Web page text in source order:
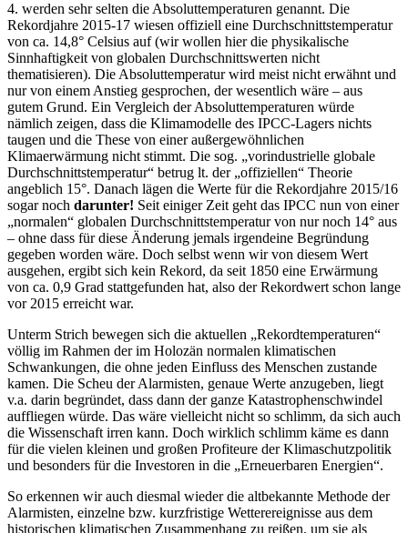
4. werden sehr selten die Absoluttemperaturen genannt. Die
Rekordjahre 2015-17 wiesen offiziell eine Durchschnittstemperatur
von ca. 14,8° Celsius auf (wir wollen hier die physikalische
Sinnhaftigkeit von globalen Durchschnittswerten nicht
thematisieren). Die Absoluttemperatur wird meist nicht erwähnt und
nur von einem Anstieg gesprochen, der wesentlich wäre – aus
gutem Grund. Ein Vergleich der Absoluttemperaturen würde
nämlich zeigen, dass die Klimamodelle des IPCC-Lagers nichts
taugen und die These von einer außergewöhnlichen
Klimaerwärmung nicht stimmt. Die sog. „vorindustrielle globale
Durchschnittstemperatur“ betrug lt. der „offiziellen“ Theorie
angeblich 15°. Danach lägen die Werte für die Rekordjahre 2015/16
sogar noch darunter! Seit einiger Zeit geht das IPCC nun von einer
„normalen“ globalen Durchschnittstemperatur von nur noch 14° aus
– ohne dass für diese Änderung jemals irgendeine Begründung
gegeben worden wäre. Doch selbst wenn wir von diesem Wert
ausgehen, ergibt sich kein Rekord, da seit 1850 eine Erwärmung
von ca. 0,9 Grad stattgefunden hat, also der Rekordwert schon lange
vor 2015 erreicht war.
Unterm Strich bewegen sich die aktuellen „Rekordtemperaturen“
völlig im Rahmen der im Holozän normalen klimatischen
Schwankungen, die ohne jeden Einfluss des Menschen zustande
kamen. Die Scheu der Alarmisten, genaue Werte anzugeben, liegt
v.a. darin begründet, dass dann der ganze Katastrophenschwindel
auffliegen würde. Das wäre vielleicht nicht so schlimm, da sich auch
die Wissenschaft irren kann. Doch wirklich schlimm käme es dann
für die vielen kleinen und großen Profiteure der Klimaschutzpolitik
und besonders für die Investoren in die „Erneuerbaren Energien“.
So erkennen wir auch diesmal wieder die altbekannte Methode der
Alarmisten, einzelne bzw. kurzfristige Wetterereignisse aus dem
historischen klimatischen Zusammenhang zu reißen, um sie als